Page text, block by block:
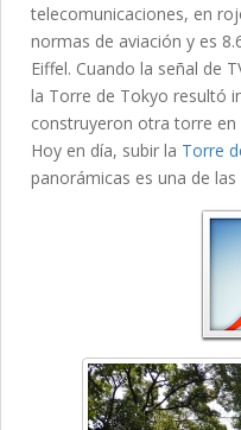
telecomunicaciones, en
normas de aviación y es
Eiffel. Cuando la señal de
la Torre de Tokyo resultó
construyeron otra torre en
Hoy en día, subir la Torre
panorámicas es una de